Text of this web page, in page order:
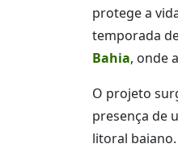
protege a
temporada
Bahia, onde
O projeto
presença de
litoral